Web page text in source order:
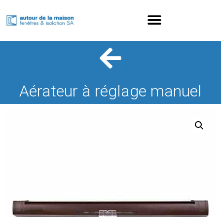
Aérateur à réglage manuel